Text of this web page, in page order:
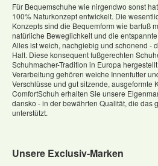
Für Bequemschuhe wie nirgendwo sonst
100% Naturkonzept entwickelt. Die
Konzepts sind die Bequemform wie barfuß
natürliche Beweglichkeit und die
Alles ist weich, nachgiebig und schonend -
Halt. Diese konsequent fußgerechten
Schuhmacher-Tradition in Europa
Verarbeitung gehören weiche Innenfutter
Verschlüsse und gut sitzende, ausgeformte
ComfortSchuh erhalten Sie unsere
dansko - in der bewährten Qualität, die das
unterstützt.
Unsere Exclusiv-Marken